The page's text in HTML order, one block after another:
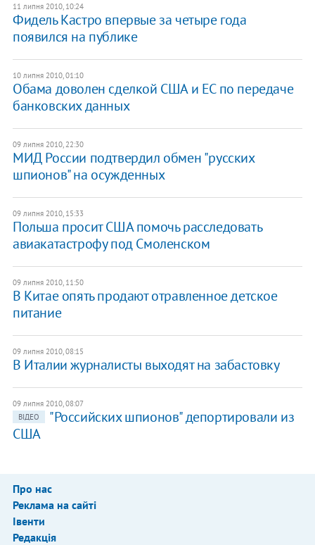
11 липня 2010, 10:24
Фидель Кастро впервые за четыре года
появился на публике
10 липня 2010, 01:10
Обама доволен сделкой США и ЕС по передаче
банковских данных
09 липня 2010, 22:30
МИД России подтвердил обмен "русских
шпионов" на осужденных
09 липня 2010, 15:33
Польша просит США помочь расследовать
авиакатастрофу под Смоленском
09 липня 2010, 11:50
В Китае опять продают отравленное детское
питание
09 липня 2010, 08:15
В Италии журналисты выходят на забастовку
09 липня 2010, 08:07
ВІДЕО
"Российских шпионов" депортировали из
США
Про нас
Реклама на сайті
Івенти
Редакція